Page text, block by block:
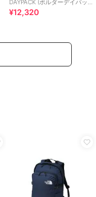
DAYPACK (ボルダーデイパッ
ク)
¥12,320